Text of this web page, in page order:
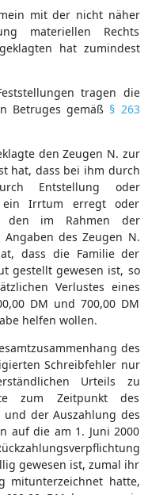
mit der nicht näher
materiellen Rechts
hat zumindest
tragen die
Betruges gemäß § 263
den Zeugen N. zur
hat, dass bei ihm durch
Entstellung oder
ein Irrtum erregt oder
den im Rahmen der
des Zeugen N.
dass die Familie der
gestellt gewesen ist, so
Verlustes eines
DM und 700,00 DM
helfen wollen.
des
Schreibfehler nur
Urteils zu
zum Zeitpunkt des
und der Auszahlung des
auf die am 1. Juni 2000
gewesen ist, zumal ihr
mitunterzeichnet hatte,